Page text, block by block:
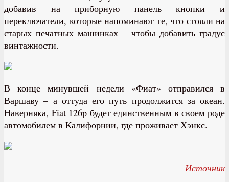
добавив на приборную панель кнопки и
переключатели, которые напоминают те, что стояли на
старых печатных машинках – чтобы добавить градус
винтажности.
В конце минувшей недели «Фиат» отправился в
Варшаву – а оттуда его путь продолжится за океан.
Наверняка, Fiat 126p будет единственным в своем роде
автомобилем в Калифорнии, где проживает Хэнкс.
Источник